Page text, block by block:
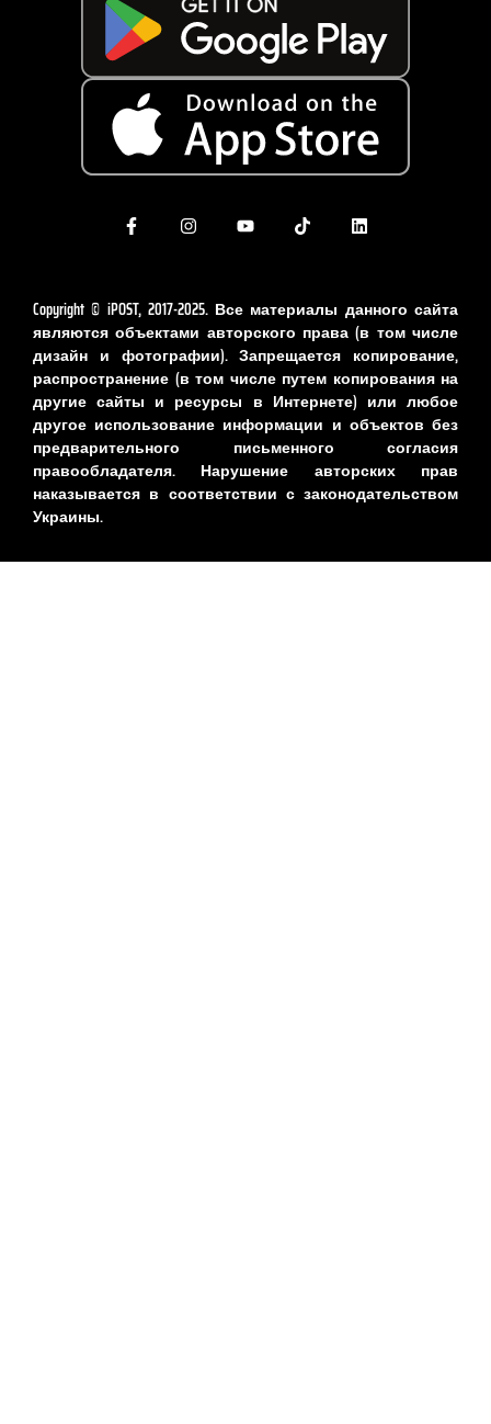
Copyright © iPOST, 2017-2025. Все материалы данного сайта
являются объектами авторского права (в том числе
дизайн и фотографии). Запрещается копирование,
распространение (в том числе путем копирования на
другие сайты и ресурсы в Интернете) или любое
другое использование информации и объектов без
предварительного письменного согласия
правообладателя. Нарушение авторских прав
наказывается в соответствии с законодательством
Украины.